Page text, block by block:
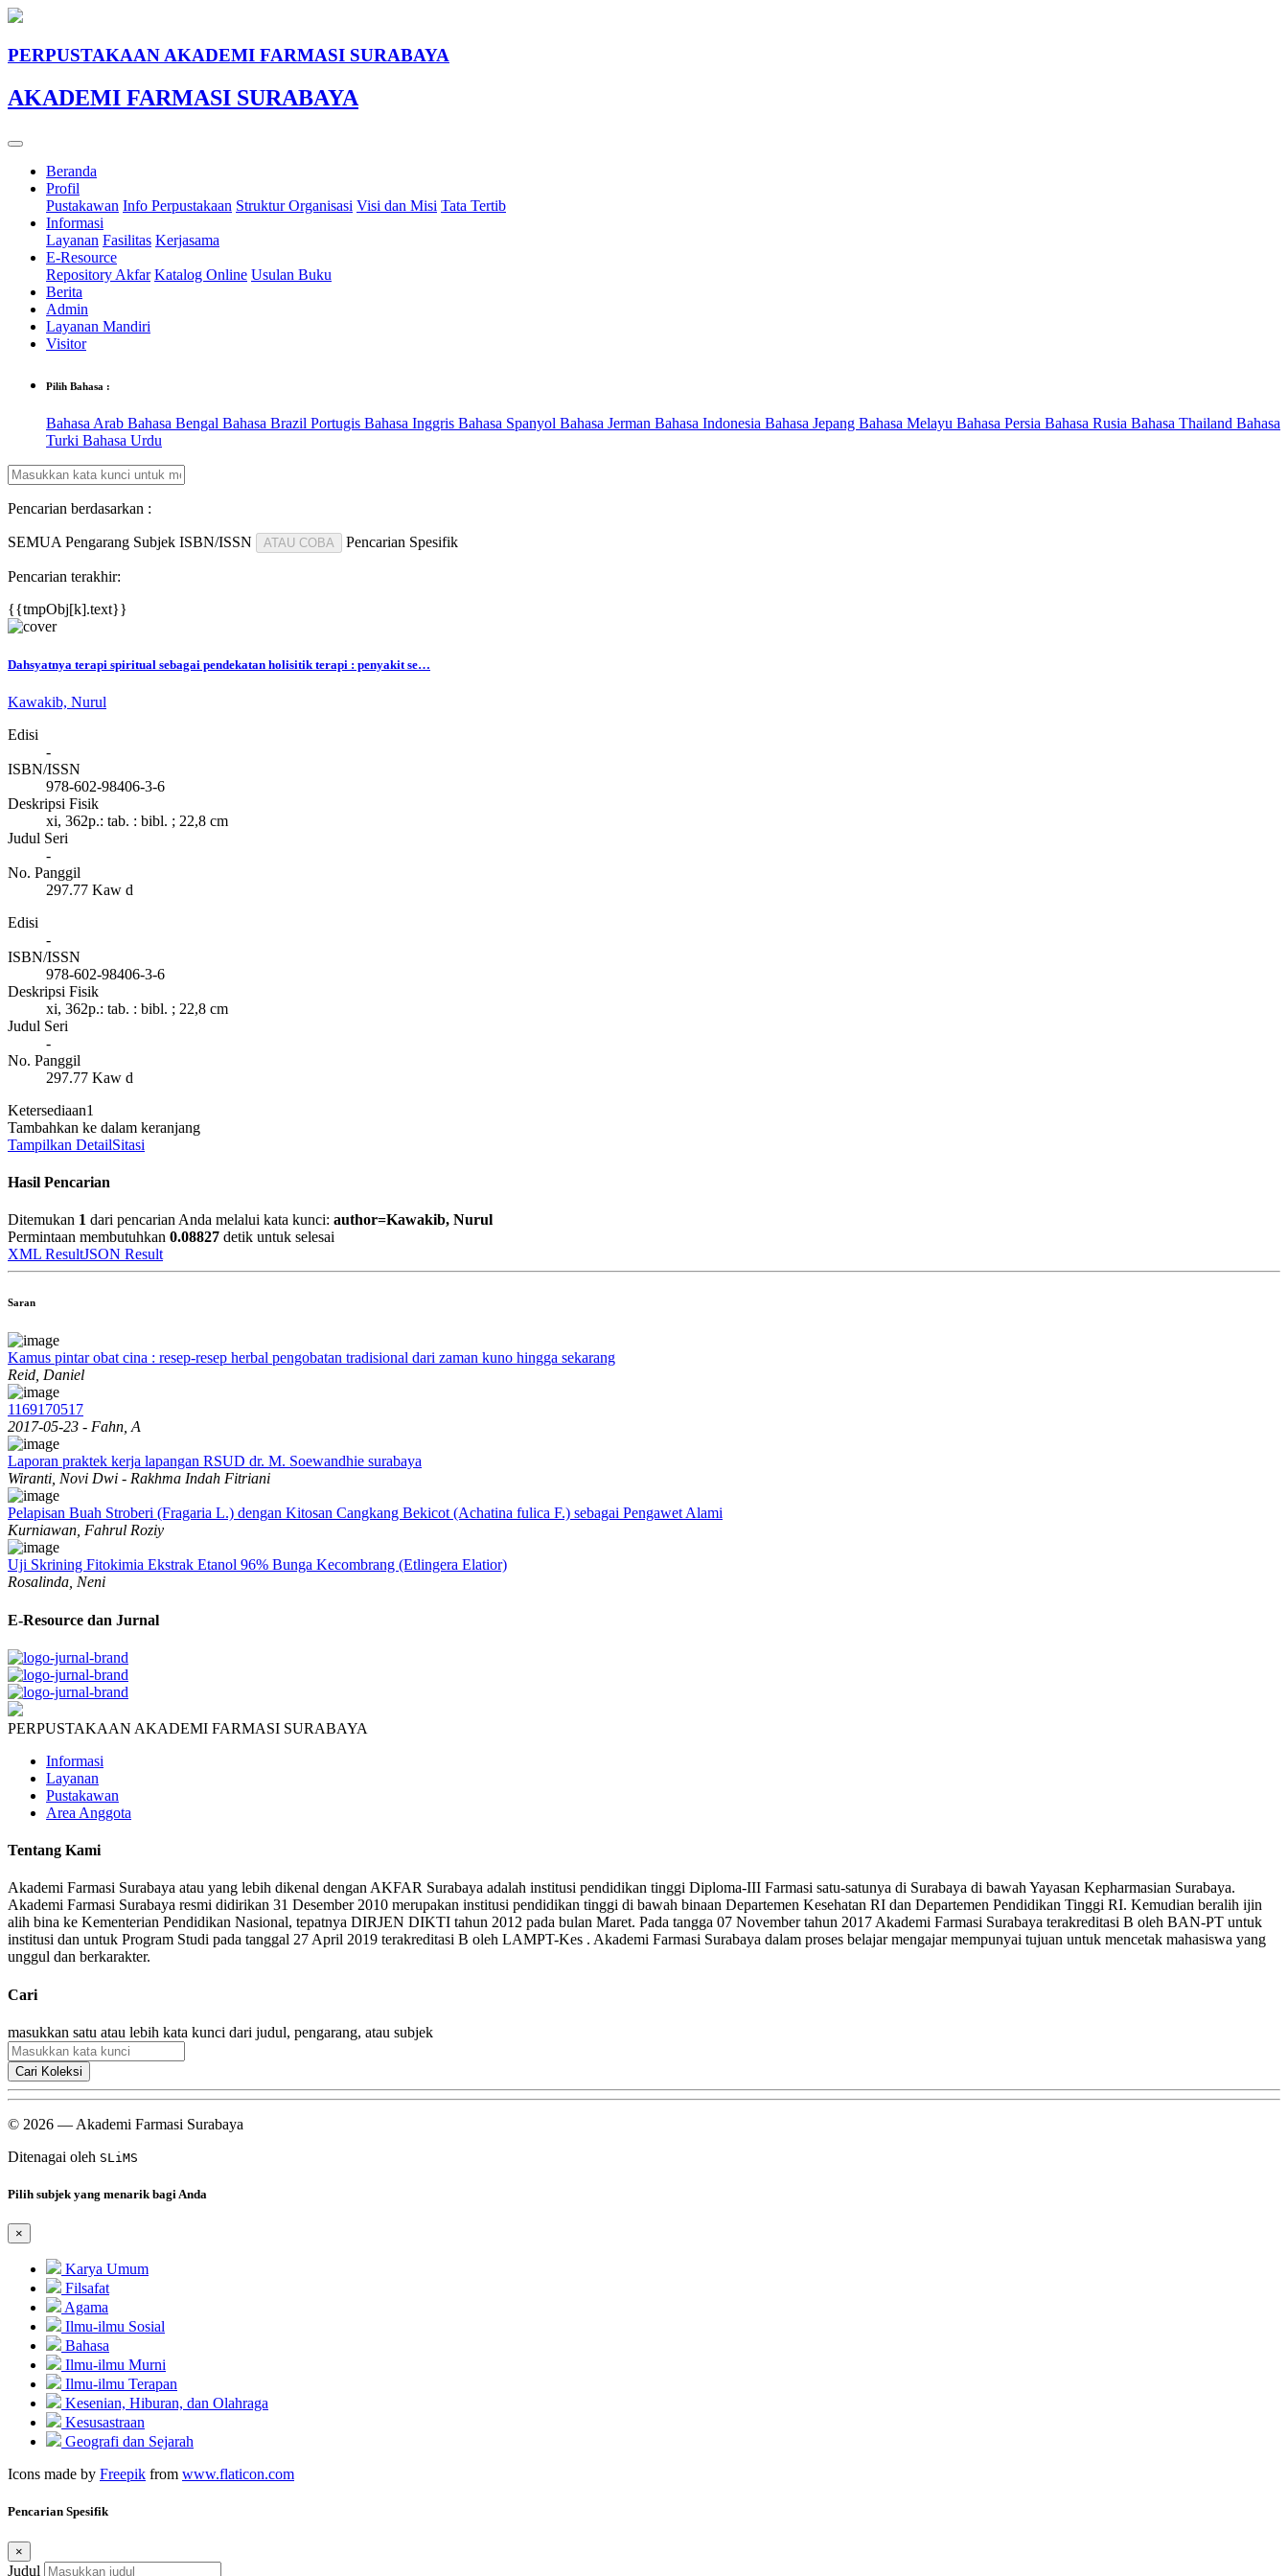
PERPUSTAKAAN AKADEMI FARMASI SURABAYA
AKADEMI FARMASI SURABAYA
Beranda
Profil
Pustakawan Info Perpustakaan Struktur Organisasi Visi dan Misi Tata Tertib
Informasi
Layanan Fasilitas Kerjasama
E-Resource
Repository Akfar Katalog Online Usulan Buku
Berita
Admin
Layanan Mandiri
Visitor
Pilih Bahasa :
Bahasa Arab Bahasa Bengal Bahasa Brazil Portugis Bahasa Inggris Bahasa Spanyol Bahasa Jerman Bahasa Indonesia Bahasa Jepang Bahasa Melayu Bahasa Persia Bahasa Rusia Bahasa Thailand Bahasa
Turki Bahasa Urdu
Pencarian berdasarkan :
SEMUA Pengarang Subjek ISBN/ISSN ATAU COBA Pencarian Spesifik
Pencarian terakhir:
{{tmpObj[k].text}}
Dahsyatnya terapi spiritual sebagai pendekatan holisitik terapi : penyakit se…
Kawakib, Nurul
Edisi
-
ISBN/ISSN
978-602-98406-3-6
Deskripsi Fisik
xi, 362p.: tab. : bibl. ; 22,8 cm
Judul Seri
-
No. Panggil
297.77 Kaw d
Edisi
-
ISBN/ISSN
978-602-98406-3-6
Deskripsi Fisik
xi, 362p.: tab. : bibl. ; 22,8 cm
Judul Seri
-
No. Panggil
297.77 Kaw d
Ketersediaan1
Tambahkan ke dalam keranjang
Tampilkan DetailSitasi
Hasil Pencarian
Ditemukan 1 dari pencarian Anda melalui kata kunci: author=Kawakib, Nurul
Permintaan membutuhkan 0.08827 detik untuk selesai
XML ResultJSON Result
Saran
Kamus pintar obat cina : resep-resep herbal pengobatan tradisional dari zaman kuno hingga sekarang
Reid, Daniel
1169170517
2017-05-23 - Fahn, A
Laporan praktek kerja lapangan RSUD dr. M. Soewandhie surabaya
Wiranti, Novi Dwi - Rakhma Indah Fitriani
Pelapisan Buah Stroberi (Fragaria L.) dengan Kitosan Cangkang Bekicot (Achatina fulica F.) sebagai Pengawet Alami
Kurniawan, Fahrul Roziy
Uji Skrining Fitokimia Ekstrak Etanol 96% Bunga Kecombrang (Etlingera Elatior)
Rosalinda, Neni
E-Resource dan Jurnal
PERPUSTAKAAN AKADEMI FARMASI SURABAYA
Informasi
Layanan
Pustakawan
Area Anggota
Tentang Kami
Akademi Farmasi Surabaya atau yang lebih dikenal dengan AKFAR Surabaya adalah institusi pendidikan tinggi Diploma-III Farmasi satu-satunya di Surabaya di bawah Yayasan Kepharmasian Surabaya.
Akademi Farmasi Surabaya resmi didirikan 31 Desember 2010 merupakan institusi pendidikan tinggi di bawah binaan Departemen Kesehatan RI dan Departemen Pendidikan Tinggi RI. Kemudian beralih ijin
alih bina ke Kementerian Pendidikan Nasional, tepatnya DIRJEN DIKTI tahun 2012 pada bulan Maret. Pada tangga 07 November tahun 2017 Akademi Farmasi Surabaya terakreditasi B oleh BAN-PT untuk
institusi dan untuk Program Studi pada tanggal 27 April 2019 terakreditasi B oleh LAMPT-Kes . Akademi Farmasi Surabaya dalam proses belajar mengajar mempunyai tujuan untuk mencetak mahasiswa yang
unggul dan berkarakter.
Cari
masukkan satu atau lebih kata kunci dari judul, pengarang, atau subjek
Cari Koleksi
© 2026 — Akademi Farmasi Surabaya
Ditenagai oleh SLiMS
Pilih subjek yang menarik bagi Anda
×
Karya Umum
Filsafat
Agama
Ilmu-ilmu Sosial
Bahasa
Ilmu-ilmu Murni
Ilmu-ilmu Terapan
Kesenian, Hiburan, dan Olahraga
Kesusastraan
Geografi dan Sejarah
Icons made by Freepik from www.flaticon.com
Pencarian Spesifik
×
Judul